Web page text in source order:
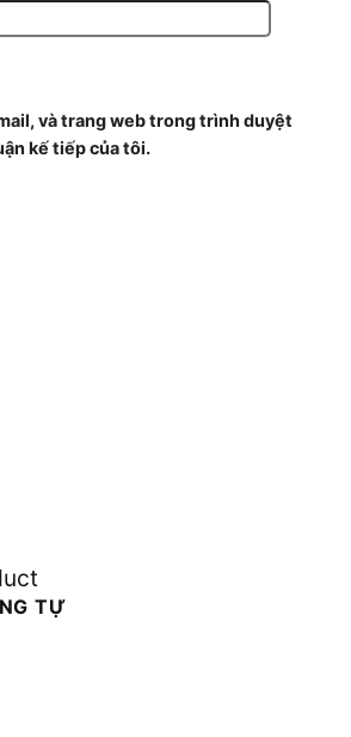
và trang web trong trình duyệt
kế tiếp của tôi.
TỰ